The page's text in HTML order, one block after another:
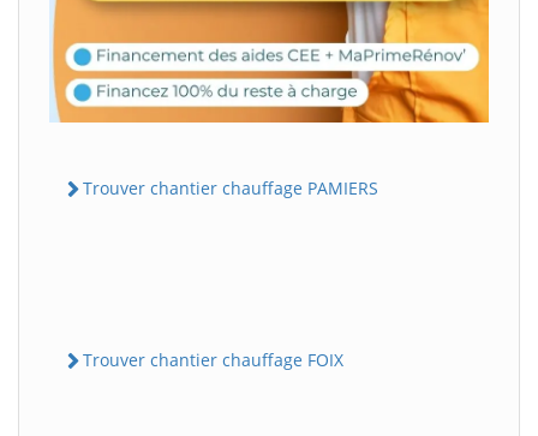
Trouver chantier chauffage PAMIERS
Trouver chantier chauffage FOIX